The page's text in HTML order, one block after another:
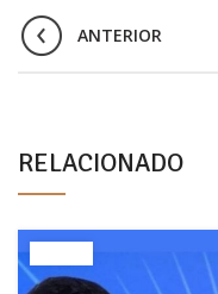
ANTERIOR
RELACIONADO